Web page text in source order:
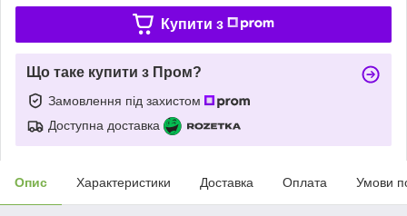
Купити з
Що таке купити з Пром?
Замовлення під захистом
Доступна доставка
Опис Характеристики Доставка Оплата Умови